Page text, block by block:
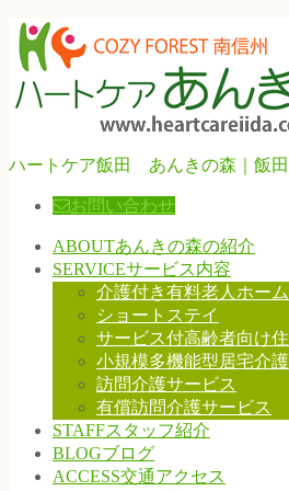
ハートケア飯田 あんきの森｜飯
お問い合わせ
ABOUTあんきの森の紹介
SERVICEサービス内容
介護付き有料老人ホーム
ショートステイ
サービス付高齢者向け
小規模多機能型居宅介護
訪問介護サービス
有償訪問介護サービス
STAFFスタッフ紹介
BLOGブログ
ACCESS交通アクセス